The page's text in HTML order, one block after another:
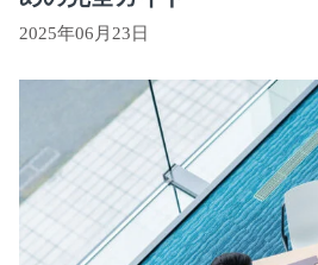
2025年06月23日